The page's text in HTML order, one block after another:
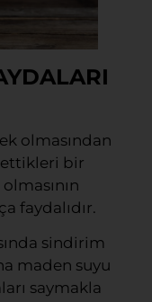
olmasından
bir
faydalıdır.
sindirim
maden suyu
saymakla